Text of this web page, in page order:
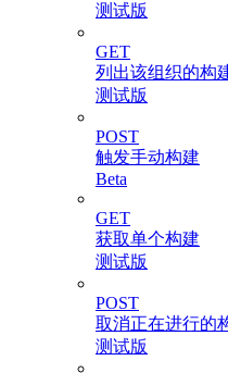
测试版
GET
列出该组织的构
测试版
POST
触发手动构建
Beta
GET
获取单个构建
测试版
POST
取消正在进行的
测试版